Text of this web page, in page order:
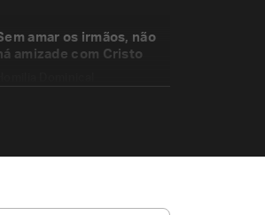
amar os irmãos, não
amizade com Cristo